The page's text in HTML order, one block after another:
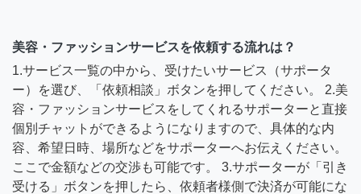
美容・ファッションサービスを依頼する流れは？
1.サービス一覧の中から、受けたいサービス（サポータ
ー）を選び、「依頼相談」ボタンを押してください。 2.美
容・ファッションサービスをしてくれるサポーターと直接
個別チャットができるようになりますので、具体的な内
容、希望日時、場所などをサポーターへお伝えください。
ここで金額などの交渉も可能です。 3.サポーターが「引き
受ける」ボタンを押したら、依頼者様側で決済が可能にな